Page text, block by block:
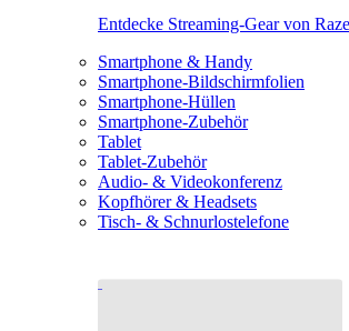
Entdecke Streaming-Gear von
Smartphone & Handy
Smartphone-Bildschirmfolien
Smartphone-Hüllen
Smartphone-Zubehör
Tablet
Tablet-Zubehör
Audio- & Videokonferenz
Kopfhörer & Headsets
Tisch- & Schnurlostelefone